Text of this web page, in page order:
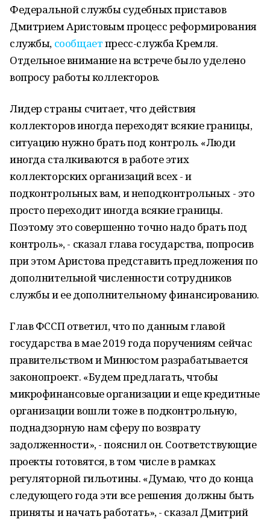
Федеральной службы судебных приставов
Дмитрием Аристовым процесс реформирования
службы, сообщаетпресс-служба Кремля.
Отдельное внимание на встрече было уделено
вопросу работы коллекторов.
Лидер страны считает, что действия
коллекторов иногда переходят всякие границы,
ситуацию нужно брать под контроль. «Люди
иногда сталкиваются в работе этих
коллекторских организаций всех - и
подконтрольных вам, и неподконтрольных - это
просто переходит иногда всякие границы.
Поэтому это совершенно точно надо брать под
контроль», - сказал глава государства, попросив
при этом Аристова представить предложения по
дополнительной численности сотрудников
службы и ее дополнительному финансированию.
Глав ФССП ответил, что по данным главой
государства в мае 2019 года поручениям сейчас
правительством и Минюстом разрабатывается
законопроект. «Будем предлагать, чтобы
микрофинансовые организации и еще кредитные
организации вошли тоже в подконтрольную,
поднадзорную нам сферу по возврату
задолженности», - пояснил он. Соответствующие
проекты готовятся, в том числе в рамках
регуляторной гильотины. «Думаю, что до конца
следующего года эти все решения должны быть
приняты и начать работать», - сказал Дмитрий